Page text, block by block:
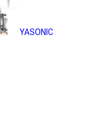
YASONIC